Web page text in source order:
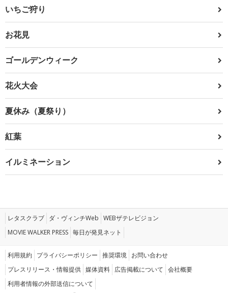
いちご狩り
お花見
ゴールデンウィーク
花火大会
夏休み（夏祭り）
紅葉
イルミネーション
レタスクラブ ダ・ヴィンチWeb WEBザテレビジョン
MOVIE WALKER PRESS 毎日が発見ネット
利用規約 プライバシーポリシー 推奨環境 お問い合わせ
プレスリリース・情報提供 媒体資料 広告掲載について 会社概要
利用者情報の外部送信について